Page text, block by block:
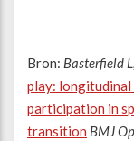
Bron: Basterfield
play: longitudinal
participation in
transition BMJ